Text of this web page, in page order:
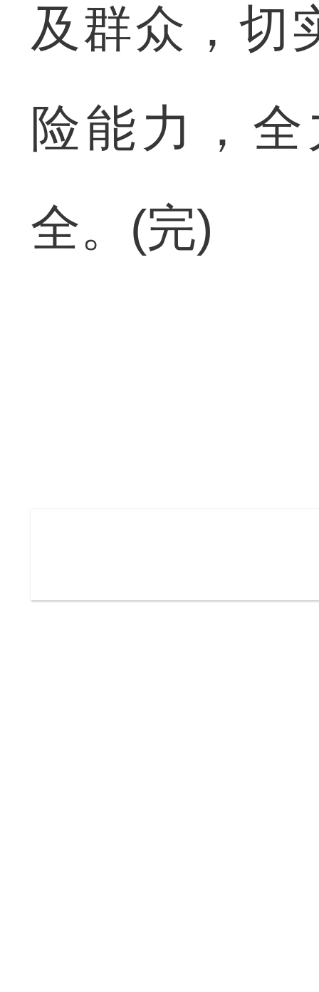
及群众，切
险能力，
全。(完)